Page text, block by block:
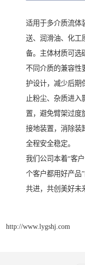
适用于多介质流体
送、润滑油、化工
备。主体材质可选
不同介质的兼容性
护设计，减少后期
止粉尘、杂质进入
置，避免臂架过度
接地装置，消除装
全程安全稳定。
我们公司本着“客
个客户都用好产品
共进，共创美好未
http://www.lygshj.com